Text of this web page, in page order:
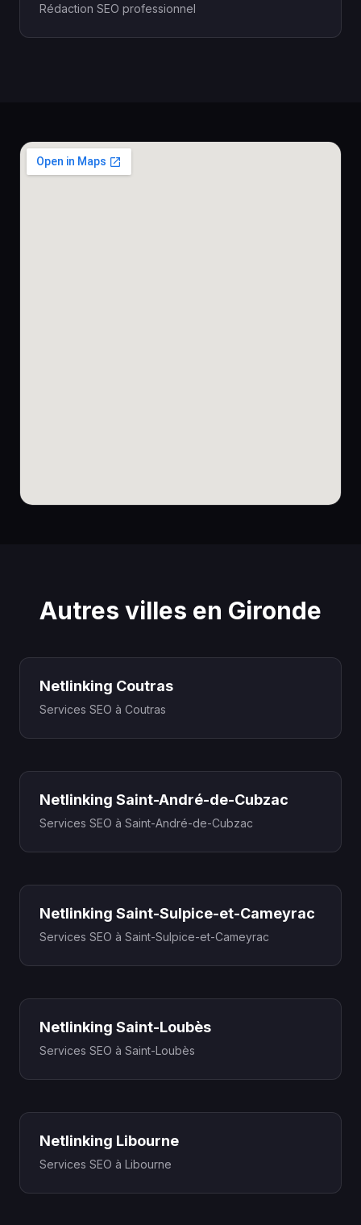
Rédaction SEO professionnel
Autres villes en Gironde
Netlinking Coutras
Services SEO à Coutras
Netlinking Saint-André-de-Cubzac
Services SEO à Saint-André-de-Cubzac
Netlinking Saint-Sulpice-et-Cameyrac
Services SEO à Saint-Sulpice-et-Cameyrac
Netlinking Saint-Loubès
Services SEO à Saint-Loubès
Netlinking Libourne
Services SEO à Libourne